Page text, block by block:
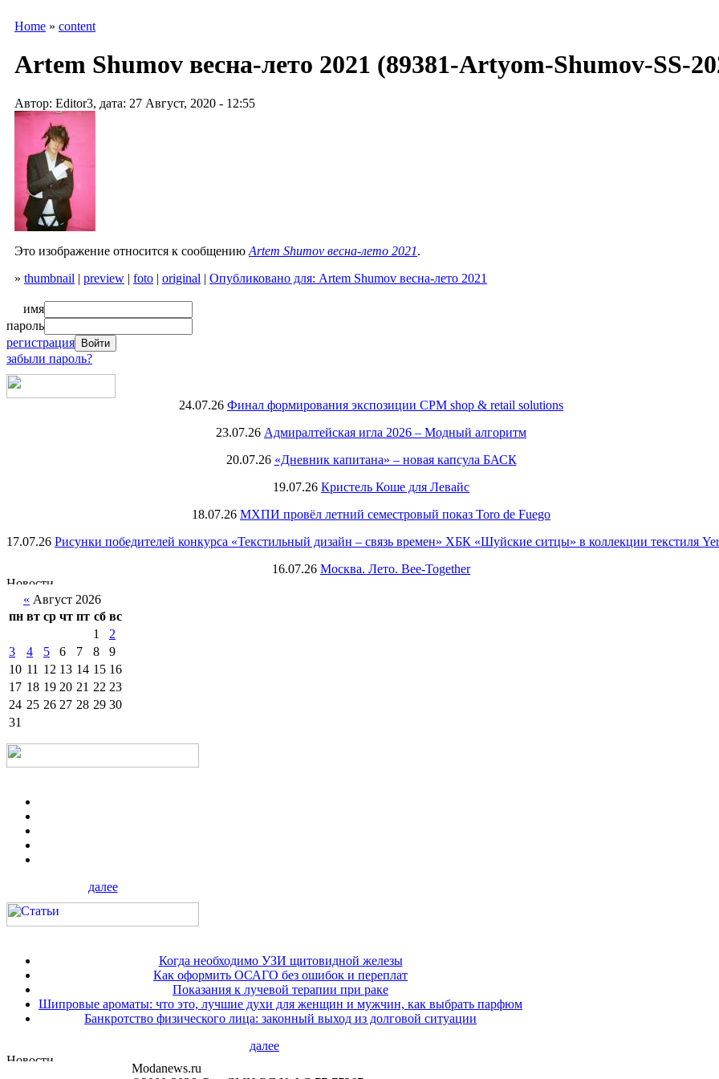
Home » content
Artem Shumov весна-лето 2021 (89381-Artyom-Shumov-SS-
Автор: Editor3, дата: 27 Август, 2020 - 12:55
Это изображение относится к сообщениюArtem Shumov весна-лето 2021.
» thumbnail | preview | foto | original | Опубликовано для: Artem Shumov весна-лето 2021
имя
пароль
регистрация
забыли пароль?
24.07.26 Финал формирования экспозиции CPM shop & retail solutions
23.07.26 Адмиралтейская игла 2026 – Модный алгоритм
20.07.26 «Дневник капитана» – новая капсула БАСК
19.07.26 Кристель Коше для Левайс
18.07.26 МХПИ провёл летний семестровый показ Toro de Fuego
17.07.26 Рисунки победителей конкурса «Текстильный дизайн – связь времен» ХБК «Шуйские ситцы» в коллекции текстиля
16.07.26 Москва. Лето. Bee-Together
« Август 2026
пн вт ср чт пт сб вс
1
2
3
4 5 6 7 8
9
10 11 12 13 14 15 16
17 18 19 20 21 22 23
24 25 26 27 28 29 30
31
далее
Когда необходимо УЗИ щитовидной железы
Как оформить ОСАГО без ошибок и переплат
Показания к лучевой терапии при раке
Шипровые ароматы: что это, лучшие духи для женщин и мужчин, как выбрать парфюм
Банкротство физического лица: законный выход из долговой ситуации
далее
Modanews.ru